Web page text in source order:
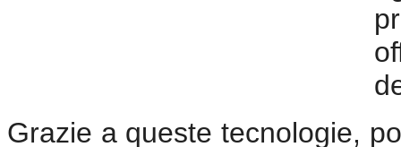
Grazie a queste tecnologie,